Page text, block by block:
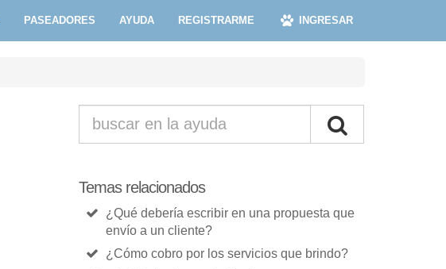
PASEADORES AYUDA REGISTRARME INGRESAR
Temas relacionados
¿Qué debería escribir en una propuesta que
envío a un cliente?
¿Cómo cobro por los servicios que brindo?